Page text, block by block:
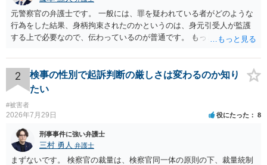
元警察官の弁護士です。 一般には、罪を疑われている者がどのような
行為をした結果、身柄拘束されたのかというのは、身元引受人が監護
する上で必要なので、伝わっているのが普通です。 もっとも、事実関
いたり、省略されていることもありうるかなとは思います。
2
検事の性別で起訴判断の厳しさは変わるのか知り
たい
#被害者
2026年7月29日 役にたった 8
刑事事件に強い弁護士
三村 勇人 弁護士
まずないです。 検察官の裁量は、検察官同一体の原則の下、裁量統制